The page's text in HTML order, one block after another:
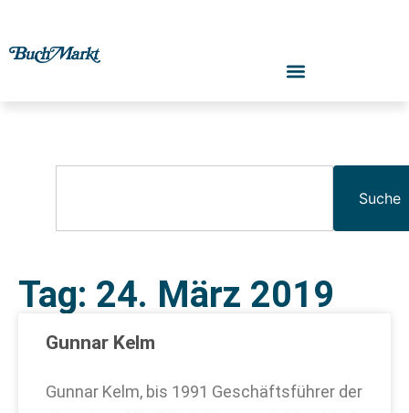
Suche
Tag: 24. März 2019
Gunnar Kelm
Gunnar Kelm, bis 1991 Geschäftsführer der